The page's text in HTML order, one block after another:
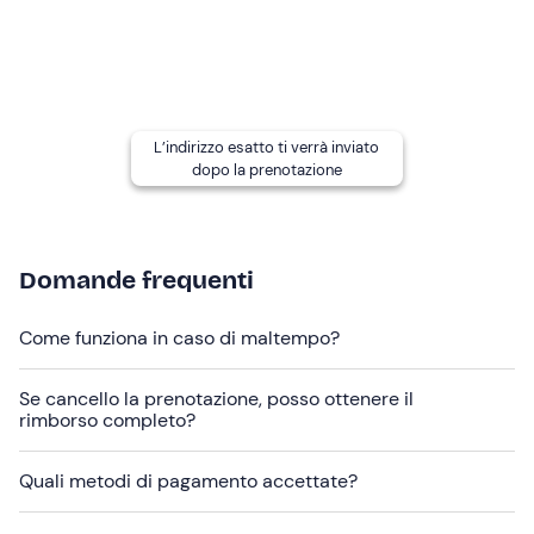
L’indirizzo esatto ti verrà inviato
dopo la prenotazione
Domande frequenti
Come funziona in caso di maltempo?
Se cancello la prenotazione, posso ottenere il
rimborso completo?
Quali metodi di pagamento accettate?